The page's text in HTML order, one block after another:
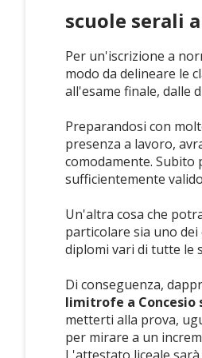
scuole serali
Per un'iscrizione a
modo da delineare le
all'esame finale, dalle
Preparandosi con
presenza a lavoro,
comodamente. Subito
sufficientemente
Un'altra cosa che
particolare sia uno
diplomi vari di tutte le
Di conseguenza,
limitrofe a Concesio
metterti alla prova,
per mirare a un